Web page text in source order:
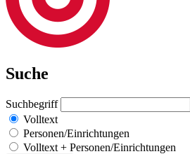
Suche
Suchbegriff
Volltext
Personen/Einrichtungen
Volltext + Personen/Einrichtungen